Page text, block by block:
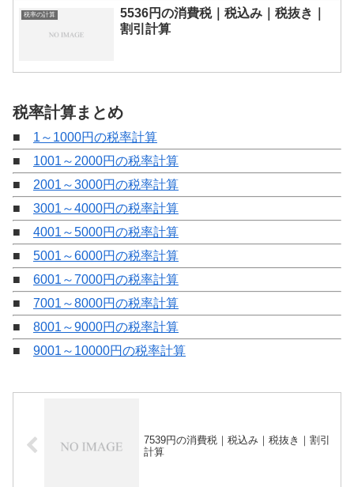
税率の計算
5536円の消費税｜税込み｜税抜き｜
割引計算
税率計算まとめ
■ 1～1000円の税率計算
■ 1001～2000円の税率計算
■ 2001～3000円の税率計算
■ 3001～4000円の税率計算
■ 4001～5000円の税率計算
■ 5001～6000円の税率計算
■ 6001～7000円の税率計算
■ 7001～8000円の税率計算
■ 8001～9000円の税率計算
■ 9001～10000円の税率計算
7539円の消費税｜税込み｜税抜き｜割引
計算